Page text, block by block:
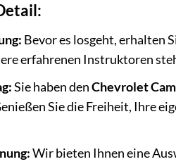
Bevor es losgeht, erhalten
erfahrenen Instruktoren
Sie haben denChevrolet
Sie die Freiheit, Ihre
Wir bieten Ihnen eine